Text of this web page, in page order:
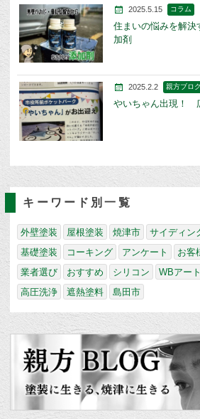
2025.5.15 コラム
住まいの悩みを解決
加剤
2025.2.2 親方ブロ
やいちゃん出現！
キーワード別一覧
外壁塗装 屋根塗装 焼津市 サイディン
基礎塗装
コーキング アンケート お客
業者選び
おすすめ シリコン WBアート
高圧洗浄
遮熱塗料 島田市